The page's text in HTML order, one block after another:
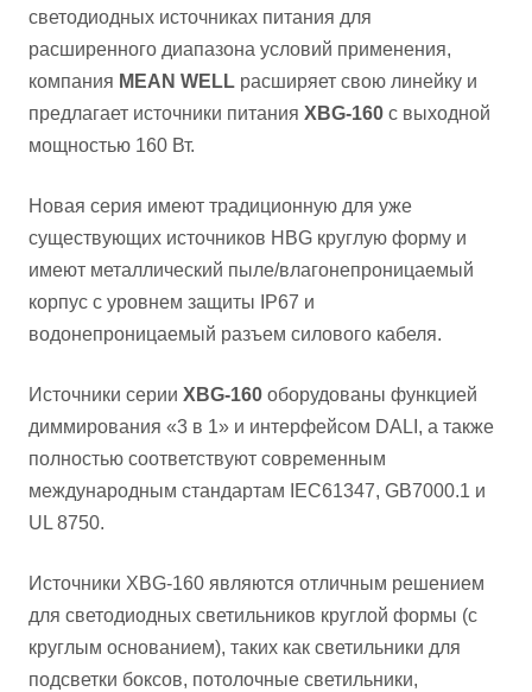
светодиодных источниках питания для
расширенного диапазона условий применения,
компания MEAN WELL расширяет свою линейку и
предлагает источники питания XBG-160 с выходной
мощностью 160 Вт.
Новая серия имеют традиционную для уже
существующих источников HBG круглую форму и
имеют металлический пыле/влагонепроницаемый
корпус с уровнем защиты IP67 и
водонепроницаемый разъем силового кабеля.
Источники серии XBG-160 оборудованы функцией
диммирования «3 в 1» и интерфейсом DALI, а также
полностью соответствуют современным
международным стандартам IEC61347, GB7000.1 и
UL 8750.
Источники XBG-160 являются отличным решением
для светодиодных светильников круглой формы (с
круглым основанием), таких как светильники для
подсветки боксов, потолочные светильники,